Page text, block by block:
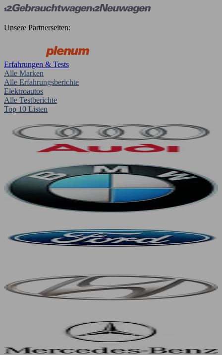
Unsere Partnerseiten:
Erfahrungen & Tests
Alle Marken
Alle Erfahrungsberichte
Elektroautos
Alle Testberichte
Top 10 Listen